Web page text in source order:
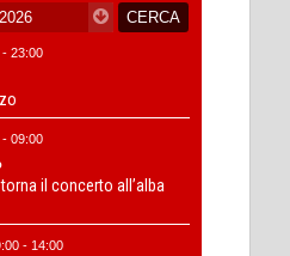
- 23:00
- 09:00
il concerto all’alba
- 14:00